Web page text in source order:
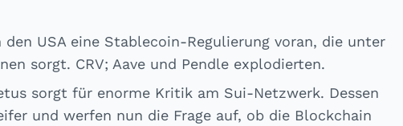
USA eine Stablecoin-Regulierung voran, die unter
sorgt. CRV; Aave und Pendle explodierten.
sorgt für enorme Kritik am Sui-Netzwerk. Dessen
und werfen nun die Frage auf, ob die Blockchain